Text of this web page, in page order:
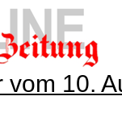
10.